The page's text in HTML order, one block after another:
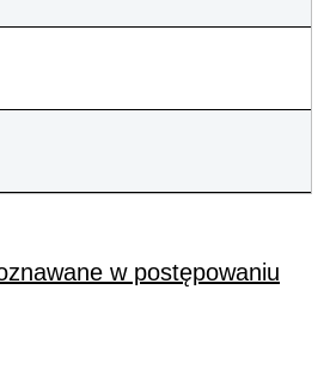
w postępowaniu